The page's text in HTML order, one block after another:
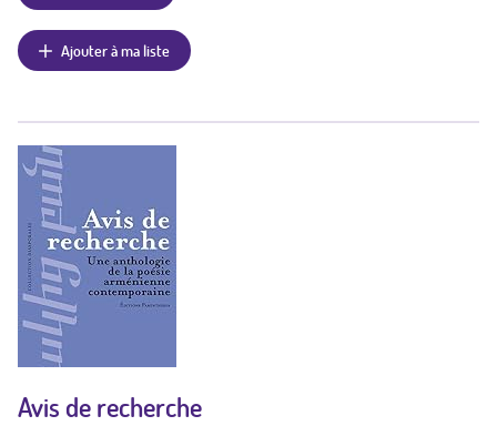
Ajouter à ma liste
Avis de recherche